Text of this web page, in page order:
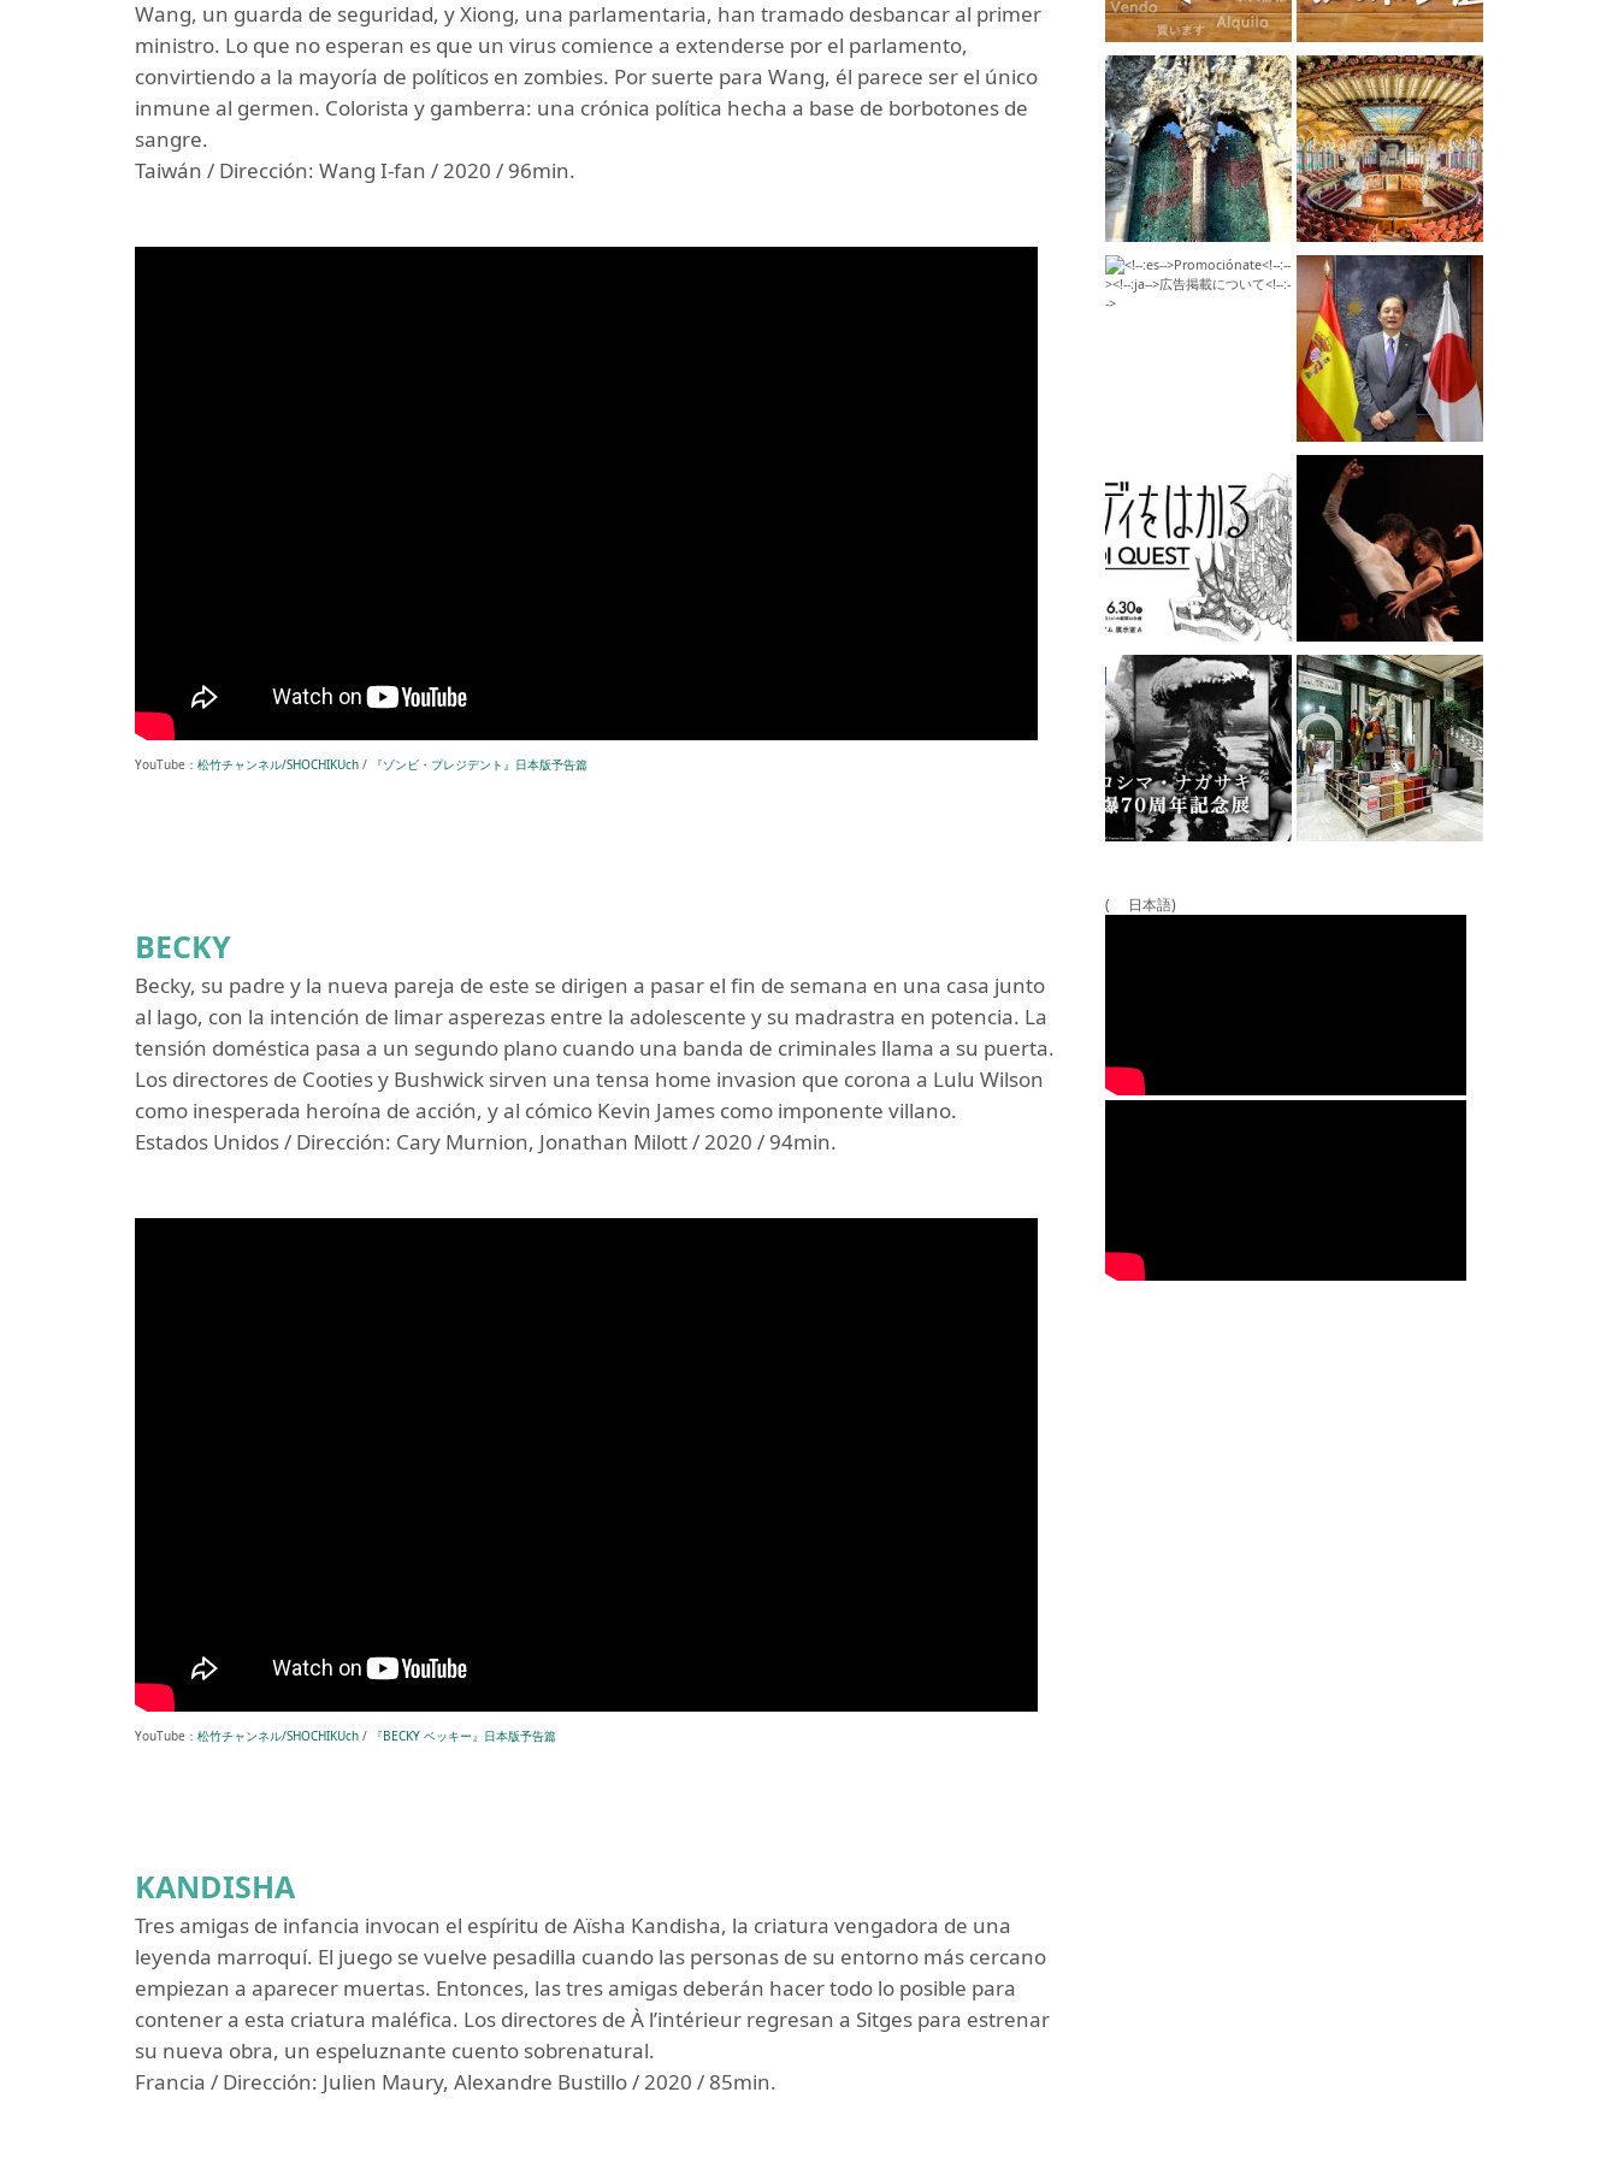
Wang, un guarda de seguridad, y Xiong, una parlamentaria, han tramado desbancar al primer
ministro. Lo que no esperan es que un virus comience a extenderse por el parlamento,
convirtiendo a la mayoría de políticos en zombies. Por suerte para Wang, él parece ser el único
inmune al germen. Colorista y gamberra: una crónica política hecha a base de borbotones de
sangre.
Taiwán / Dirección: Wang I-fan / 2020 / 96min.
YouTube： 松竹チャンネル/SHOCHIKUch / 『ゾンビ・プレジデント』日本版予告篇
BECKY
Becky, su padre y la nueva pareja de este se dirigen a pasar el fin de semana en una casa junto
al lago, con la intención de limar asperezas entre la adolescente y su madrastra en potencia. La
tensión doméstica pasa a un segundo plano cuando una banda de criminales llama a su puerta.
Los directores de Cooties y Bushwick sirven una tensa home invasion que corona a Lulu Wilson
como inesperada heroína de acción, y al cómico Kevin James como imponente villano.
Estados Unidos / Dirección: Cary Murnion, Jonathan Milott / 2020 / 94min.
YouTube： 松竹チャンネル/SHOCHIKUch / 『BECKY ベッキー』日本版予告篇
KANDISHA
Tres amigas de infancia invocan el espíritu de Aïsha Kandisha, la criatura vengadora de una
leyenda marroquí. El juego se vuelve pesadilla cuando las personas de su entorno más cercano
empiezan a aparecer muertas. Entonces, las tres amigas deberán hacer todo lo posible para
contener a esta criatura maléfica. Los directores de À l’intérieur regresan a Sitges para estrenar
su nueva obra, un espeluznante cuento sobrenatural.
Francia / Dirección: Julien Maury, Alexandre Bustillo / 2020 / 85min.
( 日本語)